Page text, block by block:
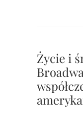
Życie i